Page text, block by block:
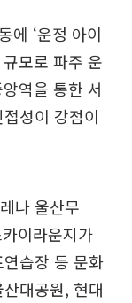
에 ‘운정 아이
모로 파주 운
역을 통한 서
성이 강점이
나 울산무
이라운지가
연습장 등 문화
대공원, 현대